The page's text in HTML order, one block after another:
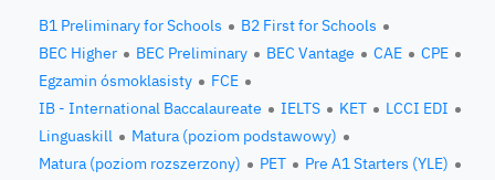
B1 Preliminary for Schools
B2 First for Schools
BEC Higher
BEC Preliminary BEC Vantage CAE
CPE
Egzamin ósmoklasisty
FCE
IB - International Baccalaureate
IELTS KET
LCCI EDI
Linguaskill
Matura (poziom podstawowy)
Matura (poziom rozszerzony)
PET
Pre A1 Starters (YLE)